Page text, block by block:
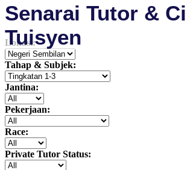
Senarai Tutor &
Tuisyen
Lokasi:
Tahap & Subjek:
Jantina:
Pekerjaan:
Race:
Private Tutor Status: